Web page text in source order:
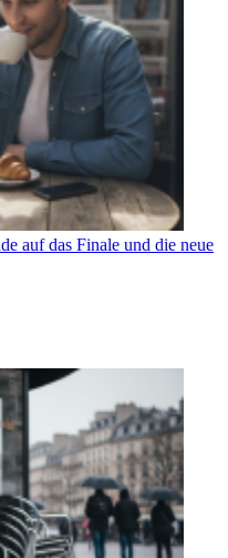
auf das Finale und die neue